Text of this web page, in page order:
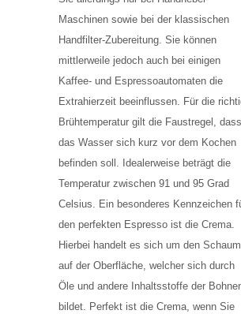
Maschinen sowie bei der klassischen
Handfilter-Zubereitung. Sie können
mittlerweile jedoch auch bei einigen
Kaffee- und Espressoautomaten die
Extrahierzeit beeinflussen. Für die
Brühtemperatur gilt die Faustregel, dass
das Wasser sich kurz vor dem Kochen
befinden soll. Idealerweise beträgt die
Temperatur zwischen 91 und 95 Grad
Celsius. Ein besonderes Kennzeichen
den perfekten Espresso ist die Crema.
Hierbei handelt es sich um den Schaum
auf der Oberfläche, welcher sich durch
Öle und andere Inhaltsstoffe der
bildet. Perfekt ist die Crema, wenn Sie